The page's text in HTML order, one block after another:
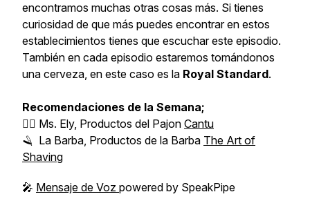
encontramos muchas otras cosas más. Si tienes
curiosidad de que más puedes encontrar en estos
establecimientos tienes que escuchar este episodio.
También en cada episodio estaremos tomándonos
una cerveza, en este caso es la Royal Standard.
Recomendaciones de la Semana;
💇‍♀️ Ms. Ely, Productos del Pajon Cantu
🪒 La Barba, Productos de la Barba The Art of
Shaving
🎤 Mensaje de Voz powered by SpeakPipe